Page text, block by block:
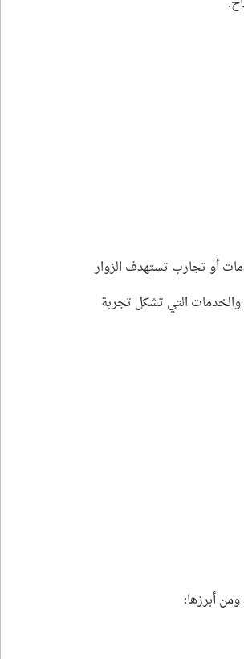
أو تجارب تستهدف الزوار
والخدمات التي تشكل تجربة
أبرزها: